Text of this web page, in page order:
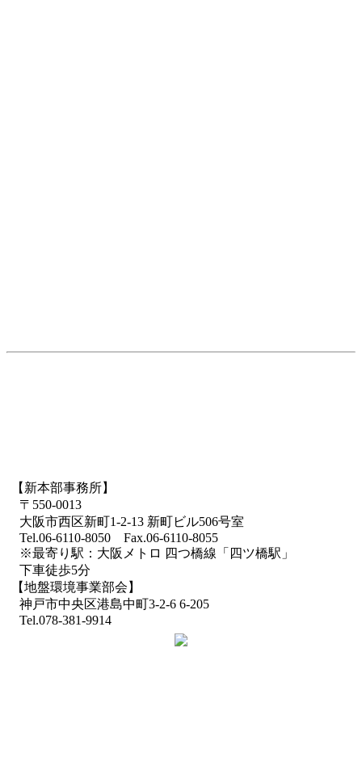
【新本部事務所】
〒550-0013
大阪市西区新町1-2-13 新町ビル506号室
Tel.06-6110-8050 Fax.06-6110-8055
※最寄り駅：大阪メトロ 四つ橋線「四ツ橋駅」
下車徒歩5分
【地盤環境事業部会】
神戸市中央区港島中町3-2-6 6-205
Tel.078-381-9914